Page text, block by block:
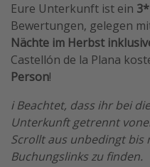
Eure Unterkunft ist ein
Bewertungen, gelegen
Nächte im Herbst
Castellón de la Plana
Person!
ℹ️ Beachtet, dass ihr bei
Unterkunft getrennt
Scrollt aus unbedingt bis
Buchungslinks zu finden.